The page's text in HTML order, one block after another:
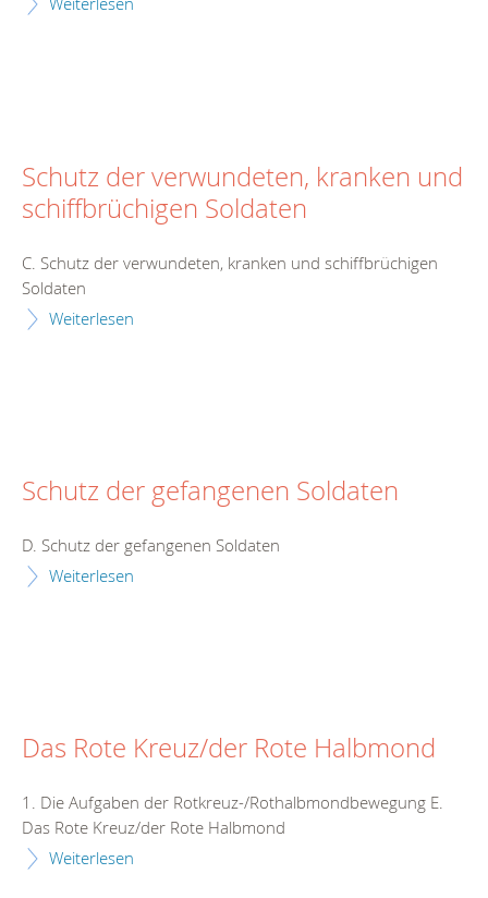
Schutz der verwundeten, kranken und
schiffbrüchigen Soldaten
C. Schutz der verwundeten, kranken und schiffbrüchigen
Soldaten
Weiterlesen
Schutz der gefangenen Soldaten
D. Schutz der gefangenen Soldaten
Weiterlesen
Das Rote Kreuz/der Rote Halbmond
1. Die Aufgaben der Rotkreuz-/Rothalbmondbewegung E.
Das Rote Kreuz/der Rote Halbmond
Weiterlesen